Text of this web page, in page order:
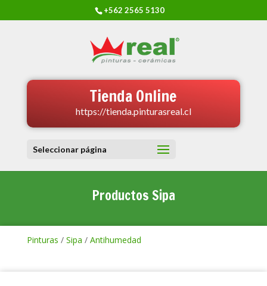
+562 2565 5130
Tienda Online
https://tienda.pinturasreal.cl
Seleccionar página
Productos Sipa
Pinturas / Sipa / Antihumedad